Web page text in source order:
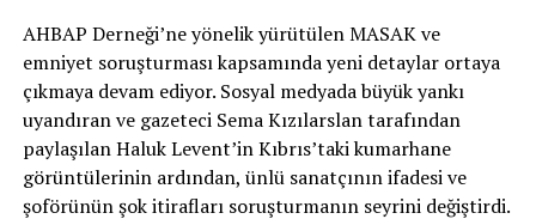
Yetkililer, uygulamanın başarılı olması halinde benzer
düzenlemelerin diğer İsviçre belediyelerinde de
gündeme gelebileceğini belirtiyor.
Sizce bu uygulama tüm İsviçre’de uygulanmalı mı?
Görüşlerinizi yorumlarda paylaşabilirsiniz.
AHBAP Derneği’ne yönelik yürütülen MASAK ve
emniyet soruşturması kapsamında yeni detaylar ortaya
çıkmaya devam ediyor. Sosyal medyada büyük yankı
uyandıran ve gazeteci Sema Kızılarslan tarafından
paylaşılan Haluk Levent’in Kıbrıs’taki kumarhane
görüntülerinin ardından, ünlü sanatçının ifadesi ve
şoförünün şok itirafları soruşturmanın seyrini değiştirdi.